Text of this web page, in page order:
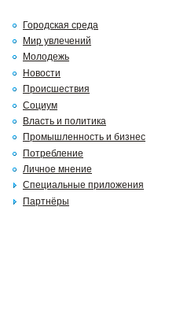
Городская среда
Мир увлечений
Молодежь
Новости
Происшествия
Социум
Власть и политика
Промышленность и бизнес
Потребление
Личное мнение
Специальные приложения
Партнёры